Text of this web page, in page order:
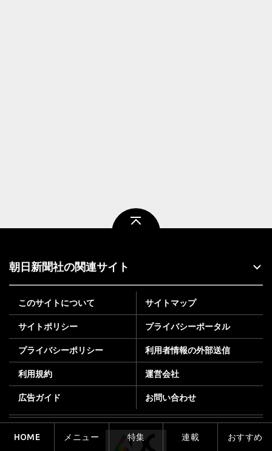
朝日新聞社の関連サイト
このサイトについて サイトマップ
サイトポリシー プライバシーポータル
プライバシーポリシー 利用者情報の外部送信
利用規約 運営会社
広告ガイド お問い合わせ
HOME メニュー 特集 連載 おすすめ